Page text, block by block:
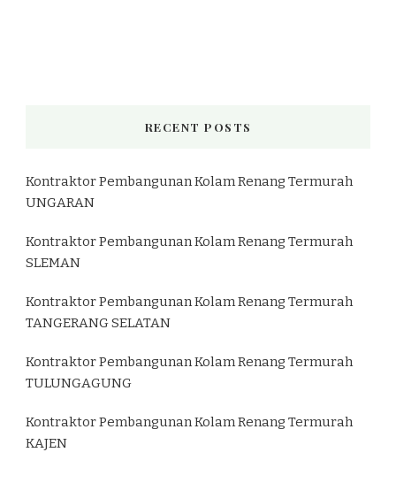
RECENT POSTS
Kontraktor Pembangunan Kolam Renang Termurah
UNGARAN
Kontraktor Pembangunan Kolam Renang Termurah
SLEMAN
Kontraktor Pembangunan Kolam Renang Termurah
TANGERANG SELATAN
Kontraktor Pembangunan Kolam Renang Termurah
TULUNGAGUNG
Kontraktor Pembangunan Kolam Renang Termurah
KAJEN